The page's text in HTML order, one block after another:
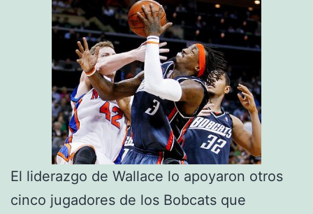
El liderazgo de Wallace lo apoyaron otros
cinco jugadores de los Bobcats que